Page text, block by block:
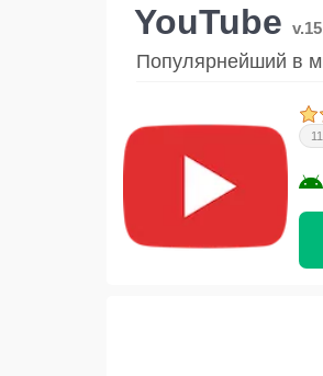
YouTube
Популярнейший в